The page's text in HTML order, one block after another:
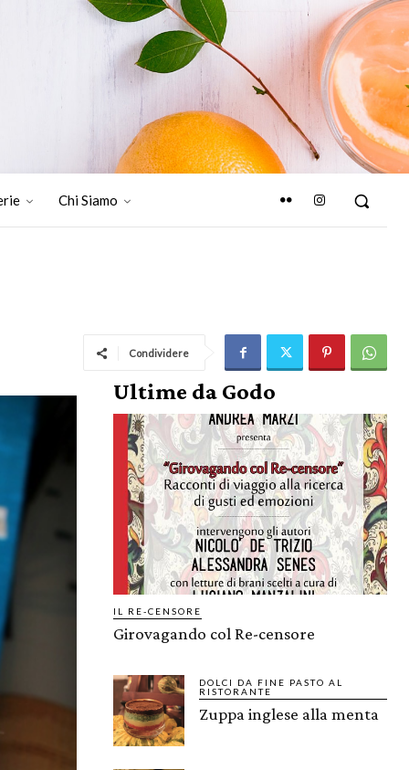
Chi Siamo
Condividere
Ultime da Godo
IL RE-CENSORE
Girovagando col Re-censore
DOLCI DA FINE PASTO AL
RISTORANTE
Zuppa inglese alla menta